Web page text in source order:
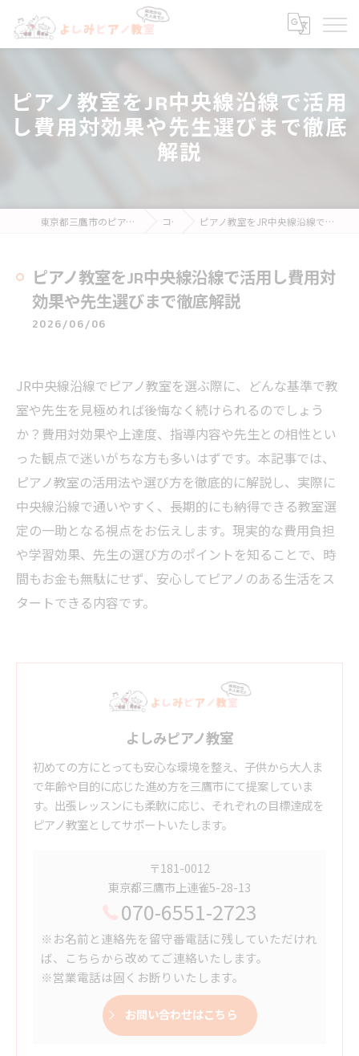
ピアノ教室をJR中央線沿線で活用
し費用対効果や先生選びまで徹底
解説
東京都三鷹市のピアノ教室ならよしみピアノ教室 コラム ピアノ教室をJR中央線沿線で活用し費用対効果や先生選びまで徹底解説
ピアノ教室をJR中央線沿線で活用し費用対
効果や先生選びまで徹底解説
2026/06/06
JR中央線沿線でピアノ教室を選ぶ際に、どんな基準で教
室や先生を見極めれば後悔なく続けられるのでしょう
か？費用対効果や上達度、指導内容や先生との相性とい
った観点で迷いがちな方も多いはずです。本記事では、
ピアノ教室の活用法や選び方を徹底的に解説し、実際に
中央線沿線で通いやすく、長期的にも納得できる教室選
定の一助となる視点をお伝えします。現実的な費用負担
や学習効果、先生の選び方のポイントを知ることで、時
間もお金も無駄にせず、安心してピアノのある生活をス
タートできる内容です。
よしみピアノ教室
初めての方にとっても安心な環境を整え、子供から大人ま
で年齢や目的に応じた進め方を三鷹市にて提案していま
す。出張レッスンにも柔軟に応じ、それぞれの目標達成を
ピアノ教室としてサポートいたします。
〒181-0012
東京都三鷹市上連雀5-28-13
070-6551-2723
※お名前と連絡先を留守番電話に残していただけれ
ば、こちらから改めてご連絡いたします。
※営業電話は固くお断りいたします。
お問い合わせはこちら